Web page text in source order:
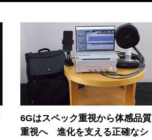
6Gはスペック重視から体感品質
重視へ 進化を支える正確なシ